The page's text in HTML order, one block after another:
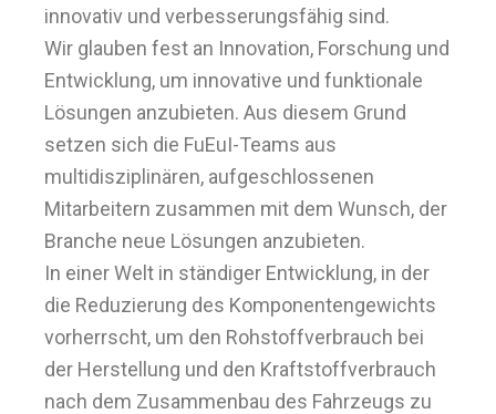
innovativ und verbesserungsfähig sind.
Wir glauben fest an Innovation, Forschung und
Entwicklung, um innovative und funktionale
Lösungen anzubieten. Aus diesem Grund
setzen sich die FuEuI-Teams aus
multidisziplinären, aufgeschlossenen
Mitarbeitern zusammen mit dem Wunsch, der
Branche neue Lösungen anzubieten.
In einer Welt in ständiger Entwicklung, in der
die Reduzierung des Komponentengewichts
vorherrscht, um den Rohstoffverbrauch bei
der Herstellung und den Kraftstoffverbrauch
nach dem Zusammenbau des Fahrzeugs zu